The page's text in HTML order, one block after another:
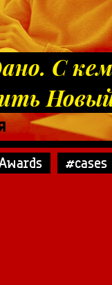
С кем
#cases